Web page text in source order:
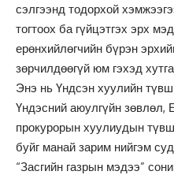
сэлгээнд тодорхой
тогтоох ба гүйцэтгэх эрх
ерөнхийлөгчийн бүрэн
зөрчилдөөгүй юм гэхэд
Энэ нь Үндсэн хуулийн
Үндэсний аюулгүйн зөвлөл,
прокурорын хуулиудын
буйг манай зарим нийгэм
“Засгийн газрын мэдээ”